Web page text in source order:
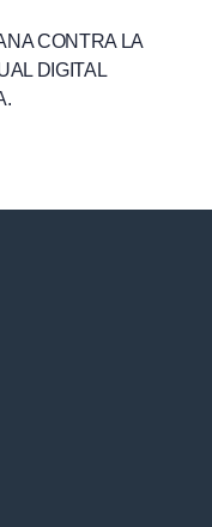
CONTRA LA
DIGITAL